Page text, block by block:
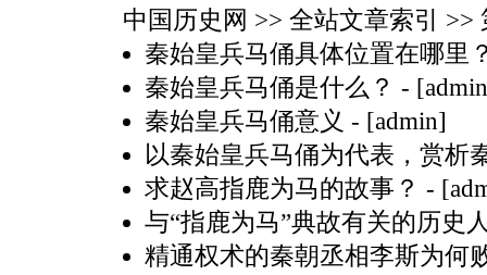
中国历史网 >> 全站文章索引 >>
秦始皇兵马俑具体位置在哪里
秦始皇兵马俑是什么？ -
秦始皇兵马俑意义 - [admin]
以秦始皇兵马俑为代表，赏析
求赵高指鹿为马的故事？ -
与“指鹿为马”典故有关的历史
精通权术的秦朝丞相李斯为何